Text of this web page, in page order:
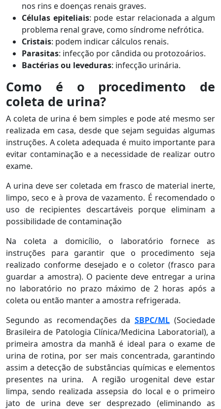
nos rins e doenças renais graves.
Células epiteliais: pode estar relacionada a algum
problema renal grave, como síndrome nefrótica.
Cristais: podem indicar cálculos renais.
Parasitas: infecção por cândida ou protozoários.
Bactérias ou leveduras: infecção urinária.
Como é o procedimento de
coleta de urina?
A coleta de urina é bem simples e pode até mesmo ser
realizada em casa, desde que sejam seguidas algumas
instruções. A coleta adequada é muito importante para
evitar contaminação e a necessidade de realizar outro
exame.
A urina deve ser coletada em frasco de material inerte,
limpo, seco e à prova de vazamento. É recomendado o
uso de recipientes descartáveis porque eliminam a
possibilidade de contaminação
Na coleta a domicílio, o laboratório fornece as
instruções para garantir que o procedimento seja
realizado conforme desejado e o coletor (frasco para
guardar a amostra). O paciente deve entregar a urina
no laboratório no prazo máximo de 2 horas após a
coleta ou então manter a amostra refrigerada.
Segundo as recomendações daSBPC/ML (Sociedade
Brasileira de Patologia Clínica/Medicina Laboratorial), a
primeira amostra da manhã é ideal para o exame de
urina de rotina, por ser mais concentrada, garantindo
assim a detecção de substâncias químicas e elementos
presentes na urina. A região urogenital deve estar
limpa, sendo realizada assepsia do local e o primeiro
jato de urina deve ser desprezado (eliminando as